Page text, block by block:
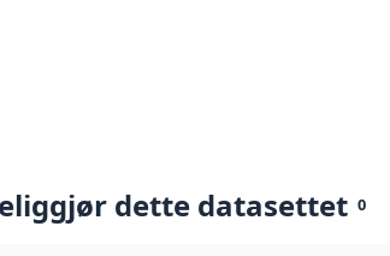
dette datasettet 0